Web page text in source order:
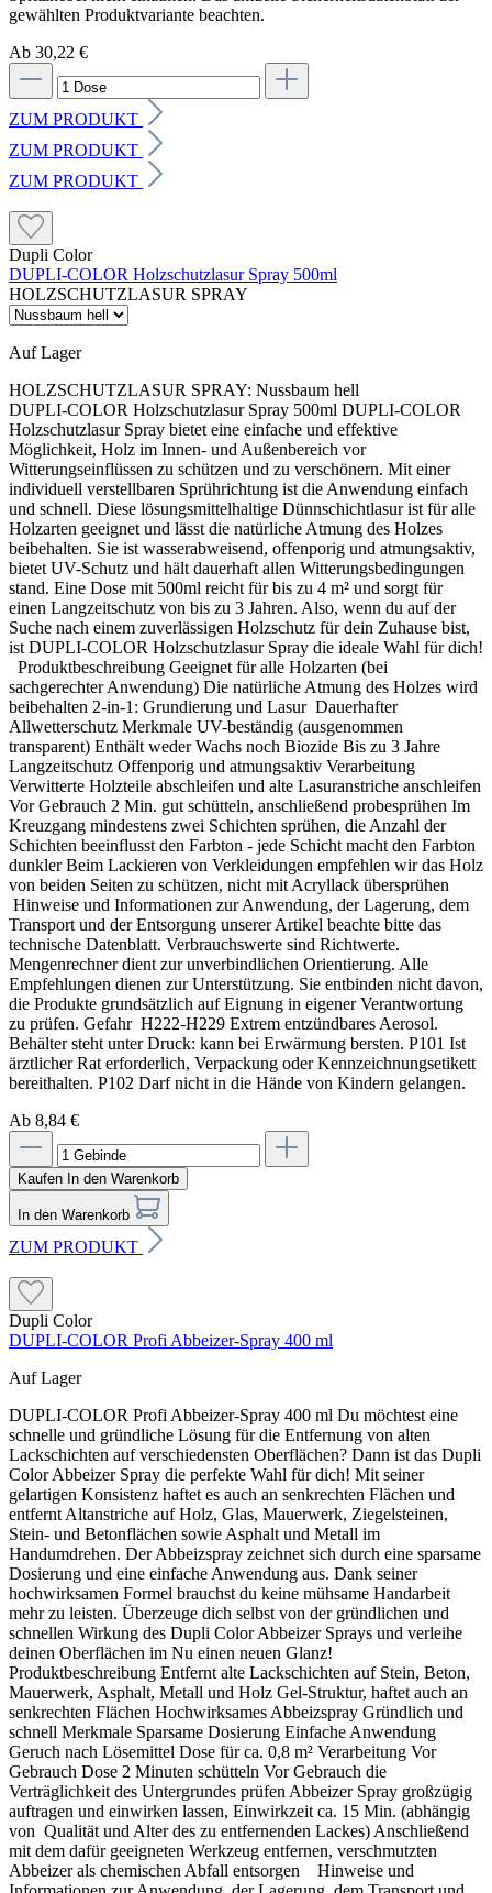
Ab 30,22 €
ZUM PRODUKT
ZUM PRODUKT
ZUM PRODUKT
Dupli Color
DUPLI-COLOR Holzschutzlasur Spray 500ml
HOLZSCHUTZLASUR SPRAY
Auf Lager
HOLZSCHUTZLASUR SPRAY: Nussbaum hell
DUPLI-COLOR Holzschutzlasur Spray 500ml DUPLI-COLOR
Holzschutzlasur Spray bietet eine einfache und effektive
Möglichkeit, Holz im Innen- und Außenbereich vor
Witterungseinflüssen zu schützen und zu verschönern. Mit einer
individuell verstellbaren Sprührichtung ist die Anwendung einfach
und schnell. Diese lösungsmittelhaltige Dünnschichtlasur ist für alle
Holzarten geeignet und lässt die natürliche Atmung des Holzes
beibehalten. Sie ist wasserabweisend, offenporig und atmungsaktiv,
bietet UV-Schutz und hält dauerhaft allen Witterungsbedingungen
stand. Eine Dose mit 500ml reicht für bis zu 4 m² und sorgt für
einen Langzeitschutz von bis zu 3 Jahren. Also, wenn du auf der
Suche nach einem zuverlässigen Holzschutz für dein Zuhause bist,
ist DUPLI-COLOR Holzschutzlasur Spray die ideale Wahl für dich!
Produktbeschreibung Geeignet für alle Holzarten (bei
sachgerechter Anwendung) Die natürliche Atmung des Holzes wird
beibehalten 2-in-1: Grundierung und Lasur Dauerhafter
Allwetterschutz Merkmale UV-beständig (ausgenommen
transparent) Enthält weder Wachs noch Biozide Bis zu 3 Jahre
Langzeitschutz Offenporig und atmungsaktiv Verarbeitung
Verwitterte Holzteile abschleifen und alte Lasuranstriche anschleifen
Vor Gebrauch 2 Min. gut schütteln, anschließend probesprühen Im
Kreuzgang mindestens zwei Schichten sprühen, die Anzahl der
Schichten beeinflusst den Farbton - jede Schicht macht den Farbton
dunkler Beim Lackieren von Verkleidungen empfehlen wir das Holz
von beiden Seiten zu schützen, nicht mit Acryllack übersprühen
Hinweise und Informationen zur Anwendung, der Lagerung, dem
Transport und der Entsorgung unserer Artikel beachte bitte das
technische Datenblatt. Verbrauchswerte sind Richtwerte.
Mengenrechner dient zur unverbindlichen Orientierung. Alle
Empfehlungen dienen zur Unterstützung. Sie entbinden nicht davon,
die Produkte grundsätzlich auf Eignung in eigener Verantwortung
zu prüfen. Gefahr H222-H229 Extrem entzündbares Aerosol.
Behälter steht unter Druck: kann bei Erwärmung bersten. P101 Ist
ärztlicher Rat erforderlich, Verpackung oder Kennzeichnungsetikett
bereithalten. P102 Darf nicht in die Hände von Kindern gelangen.
Ab 8,84 €
Kaufen In den Warenkorb
In den Warenkorb
ZUM PRODUKT
Dupli Color
DUPLI-COLOR Profi Abbeizer-Spray 400 ml
Auf Lager
DUPLI-COLOR Profi Abbeizer-Spray 400 ml Du möchtest eine
schnelle und gründliche Lösung für die Entfernung von alten
Lackschichten auf verschiedensten Oberflächen? Dann ist das Dupli
Color Abbeizer Spray die perfekte Wahl für dich! Mit seiner
gelartigen Konsistenz haftet es auch an senkrechten Flächen und
entfernt Altanstriche auf Holz, Glas, Mauerwerk, Ziegelsteinen,
Stein- und Betonflächen sowie Asphalt und Metall im
Handumdrehen. Der Abbeizspray zeichnet sich durch eine sparsame
Dosierung und eine einfache Anwendung aus. Dank seiner
hochwirksamen Formel brauchst du keine mühsame Handarbeit
mehr zu leisten. Überzeuge dich selbst von der gründlichen und
schnellen Wirkung des Dupli Color Abbeizer Sprays und verleihe
deinen Oberflächen im Nu einen neuen Glanz!
Produktbeschreibung Entfernt alte Lackschichten auf Stein, Beton,
Mauerwerk, Asphalt, Metall und Holz Gel-Struktur, haftet auch an
senkrechten Flächen Hochwirksames Abbeizspray Gründlich und
schnell Merkmale Sparsame Dosierung Einfache Anwendung
Geruch nach Lösemittel Dose für ca. 0,8 m² Verarbeitung Vor
Gebrauch Dose 2 Minuten schütteln Vor Gebrauch die
Verträglichkeit des Untergrundes prüfen Abbeizer Spray großzügig
auftragen und einwirken lassen, Einwirkzeit ca. 15 Min. (abhängig
von Qualität und Alter des zu entfernenden Lackes) Anschließend
mit dem dafür geeigneten Werkzeug entfernen, verschmutzten
Abbeizer als chemischen Abfall entsorgen Hinweise und